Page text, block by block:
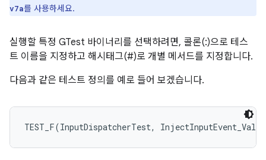
v7a를 사용하세요.
실행할 특정 GTest 바이너리를 선택하려면, 콜론(:)으로 테스
트 이름을 지정하고 해시태그(#)로 개별 메서드를 지정합니다.
다음과 같은 테스트 정의를 예로 들어 보겠습니다.
TEST_F(InputDispatcherTest,